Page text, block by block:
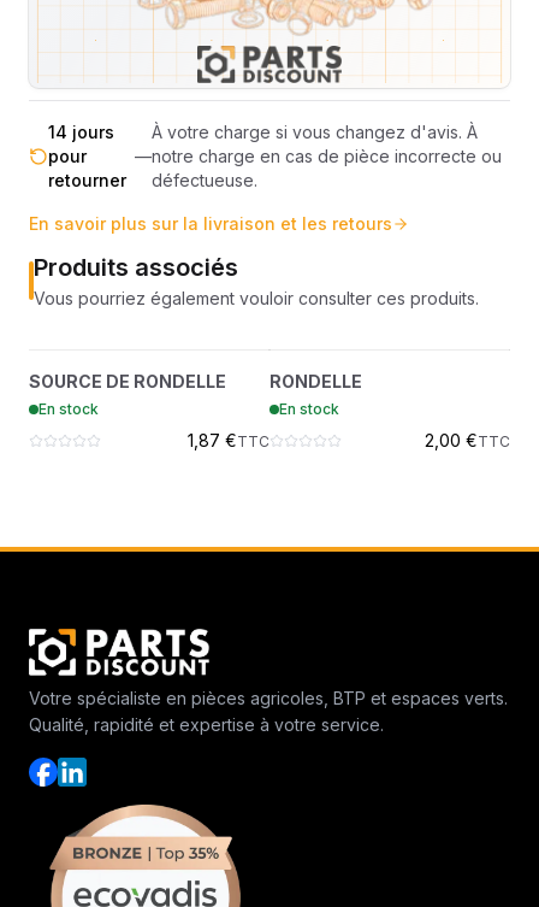
totale
Pas de surprise : le coût exact est
calculé selon le poids et le volume de
votre commande avant paiement.
14 jours
pour
retourner
—
À votre charge si vous changez d'avis. À
notre charge en cas de pièce incorrecte ou
défectueuse.
En savoir plus sur la livraison et les retours
Produits associés
Vous pourriez également vouloir consulter ces produits.
?
6694093
SOURCE DE RONDELLE
En stock
1,87 €TTC
6697780
RONDELLE
En stock
2,00 €TTC
Votre spécialiste en pièces agricoles, BTP et espaces verts.
Qualité, rapidité et expertise à votre service.